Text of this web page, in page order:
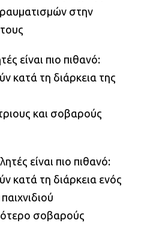
στην
είναι πιο πιθανό:
κατά τη διάρκεια της
και σοβαρούς
είναι πιο πιθανό:
κατά τη διάρκεια ενός
σοβαρούς